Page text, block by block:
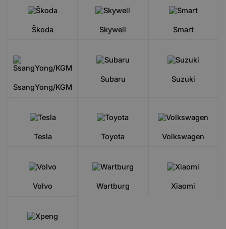
Škoda Skywell Smart
SsangYong/KGM
Subaru Suzuki
Tesla Toyota Volkswagen
Volvo Wartburg Xiaomi